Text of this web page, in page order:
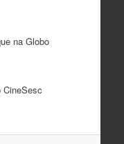
na Globo
CineSesc